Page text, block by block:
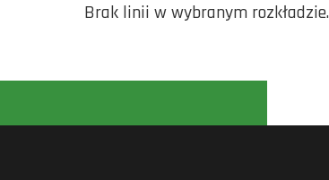
Brak linii w wybranym rozkładzie.